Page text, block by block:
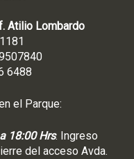
Atilio Lombardo
6488
el Parque:
18:00 Hrs. Ingreso
del acceso Avda.